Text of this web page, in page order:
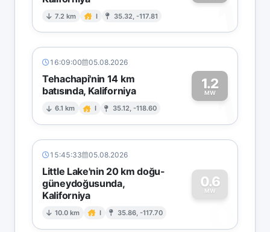
7.2 km I 35.32, -117.81 1
16:09:00 05.08.2026
Tehachapi'nin 14 km
batısında, Kaliforniya
6.1 km I 35.12, -118.60
1.2
MW1
15:45:33 05.08.2026
Little Lake'nin 20 km doğu-
güneydoğusunda,
Kaliforniya
10.0 km I 35.86, -117.70
0.6
MW
0